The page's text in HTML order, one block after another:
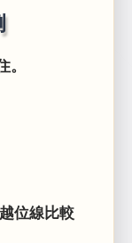
位線比較